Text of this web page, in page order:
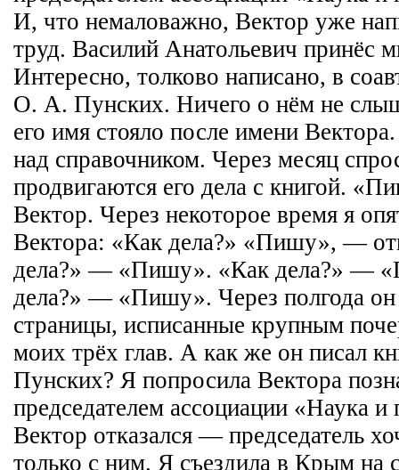
И, что немаловажно, Вектор уже
труд. Василий Анатольевич принёс
Интересно, толково написано, в
О. А. Пунских. Ничего о нём не
его имя стояло после имени
над справочником. Через месяц
продвигаются его дела с книгой.
Вектор. Через некоторое время я
Вектора: «Как дела?» «Пишу», —
дела?» — «Пишу». «Как дела?» —
дела?» — «Пишу». Через полгода
страницы, исписанные крупным
моих трёх глав. А как же он писал
Пунских? Я попросила Вектора
председателем ассоциации «Наука
Вектор отказался — председатель
только с ним. Я съездила в Крым на